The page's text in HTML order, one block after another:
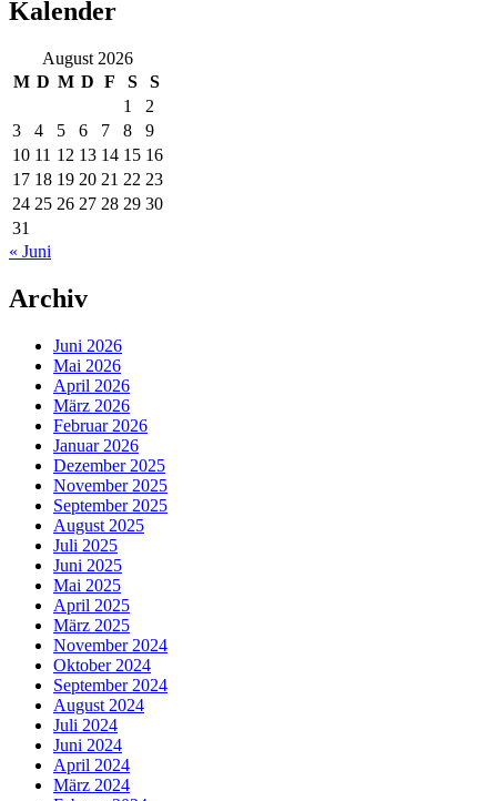
Kalender
August 2026
M D M D F S
S
1
2
3
4 5 6 7 8
9
10 11 12 13 14 15 16
17 18 19 20 21 22 23
24 25 26 27 28 29 30
31
« Juni
Archiv
Juni 2026
Mai 2026
April 2026
März 2026
Februar 2026
Januar 2026
Dezember 2025
November 2025
September 2025
August 2025
Juli 2025
Juni 2025
Mai 2025
April 2025
März 2025
November 2024
Oktober 2024
September 2024
August 2024
Juli 2024
Juni 2024
April 2024
März 2024